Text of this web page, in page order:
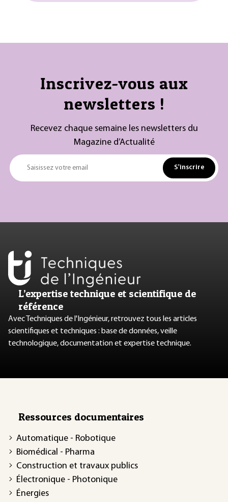
Inscrivez-vous aux
newsletters !
Recevez chaque semaine les newsletters du
Magazine d’Actualité
Saisissez votre email S'inscrire
L’expertise technique et scientifique de
référence
Avec Techniques de l'Ingénieur, retrouvez tous les articles
scientifiques et techniques : base de données, veille
technologique, documentation et expertise technique.
Ressources documentaires
Automatique - Robotique
Biomédical - Pharma
Construction et travaux publics
Électronique - Photonique
Énergies